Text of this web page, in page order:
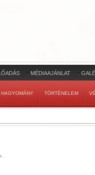
MÉDIAAJÁNLAT
HAGYOMÁNY TÖRTÉNELEM
.